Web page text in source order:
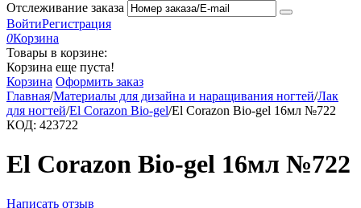
Отслеживание заказа
ВойтиРегистрация
0Корзина
Товары в корзине:
Корзина еще пуста!
Корзина Оформить заказ
Главная/Материалы для дизайна и наращивания ногтей/Лак
для ногтей/El Corazon Bio-gel/El Corazon Bio-gel 16мл №722
КОД: 423722
El Corazon Bio-gel 16мл №722
Написать отзыв